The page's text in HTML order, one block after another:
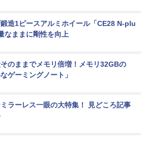
造1ピースアルミホイール「CE28 N-plu
なままに剛性を向上
のままでメモリ倍増！メモリ32GBの
なゲーミングノート」
ラーレス一眼の大特集！ 見どころ記事